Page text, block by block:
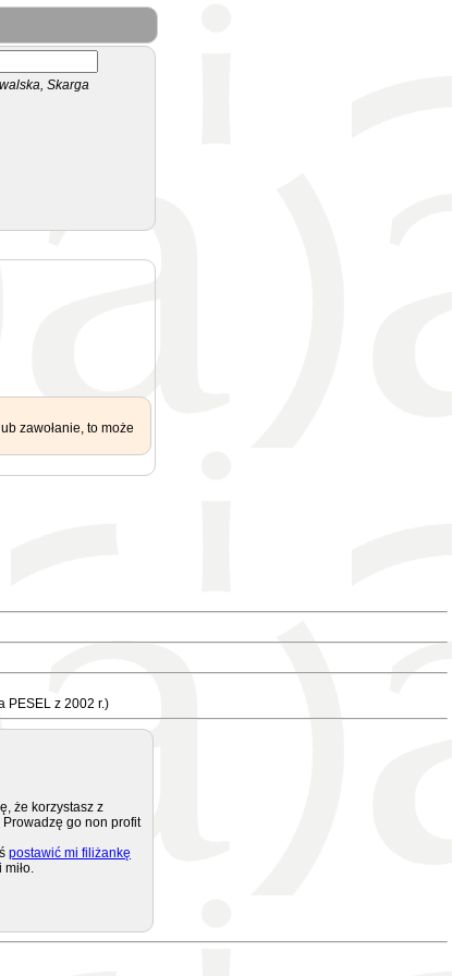
Skarga
zawołanie, to może
PESEL z 2002 r.)
że korzystasz z
go non profit
postawić mi filiżankę
miło.